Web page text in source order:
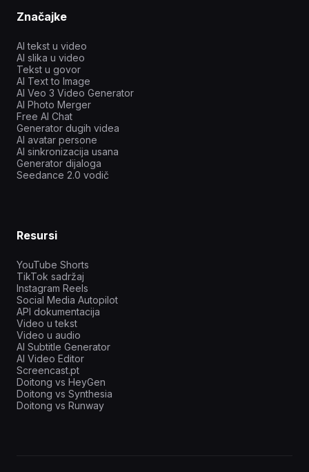
Značajke
AI tekst u video
AI slika u video
Tekst u govor
AI Text to Image
AI Veo 3 Video Generator
AI Photo Merger
Free AI Chat
Generator dugih videa
AI avatar persone
AI sinkronizacija usana
Generator dijaloga
Seedance 2.0 vodič
Resursi
YouTube Shorts
TikTok sadržaj
Instagram Reels
Social Media Autopilot
API dokumentacija
Video u tekst
Video u audio
AI Subtitle Generator
AI Video Editor
Screencast.pt
Doitong vs HeyGen
Doitong vs Synthesia
Doitong vs Runway